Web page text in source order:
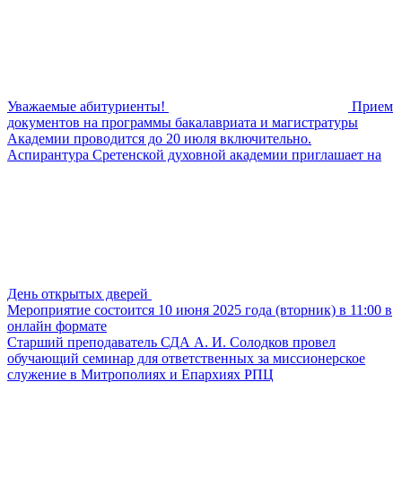
Уважаемые абитуриенты!
Прием
документов на программы бакалавриата и магистратуры
Академии проводится до 20 июля включительно.
Аспирантура Сретенской духовной академии приглашает на
День открытых дверей
Мероприятие состоится 10 июня 2025 года (вторник) в 11:00 в
онлайн формате
Старший преподаватель СДА А. И. Солодков провел
обучающий семинар для ответственных за миссионерское
служение в Митрополиях и Епархиях РПЦ